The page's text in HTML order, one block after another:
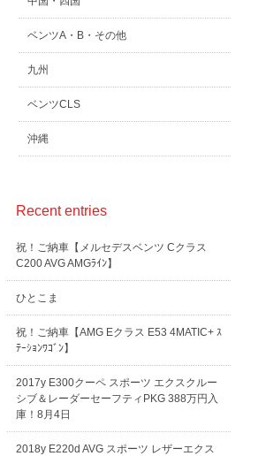
ベンツA・B・その他
九州
ベンツCLS
沖縄
Recent entries
祝！ご納車【メルセデスベンツ Cクラス
C200 AVG AMGﾗｲﾝ】
ひとこま
祝！ご納車【AMG Eクラス E53 4MATIC+ ｽ
ﾃｰｼｮﾝﾜｺﾞﾝ】
2017y E300クーペ スポーツ エクスクルー
シブ＆レーダーセーフティPKG 388万円入
庫！8月4日
2018y E220d AVG スポーツ レザーエクス